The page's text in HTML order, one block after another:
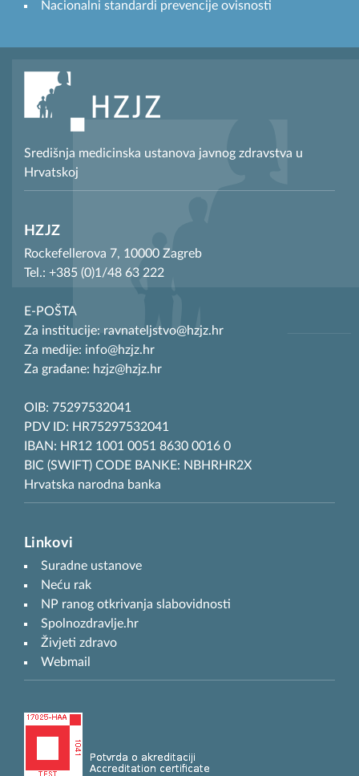
Nacionalni standardi prevencije ovisnosti
Središnja medicinska ustanova javnog zdravstva u
Hrvatskoj
HZJZ
Rockefellerova 7, 10000 Zagreb
Tel.: +385 (0)1/48 63 222
E-POŠTA
Za institucije: ravnateljstvo@hzjz.hr
Za medije: info@hzjz.hr
Za građane: hzjz@hzjz.hr
OIB: 75297532041
PDV ID: HR75297532041
IBAN: HR12 1001 0051 8630 0016 0
BIC (SWIFT) CODE BANKE: NBHRHR2X
Hrvatska narodna banka
Linkovi
Suradne ustanove
Neću rak
NP ranog otkrivanja slabovidnosti
Spolnozdravlje.hr
Živjeti zdravo
Webmail